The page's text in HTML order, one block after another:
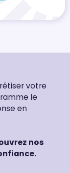
votre
le
en
nos